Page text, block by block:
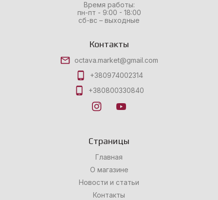
Время работы:
пн-пт - 9:00 - 18:00
сб-вс – выходные
Контакты
octava.market@gmail.com
+380974002314
+380800330840
Страницы
Главная
О магазине
Новости и статьи
Контакты